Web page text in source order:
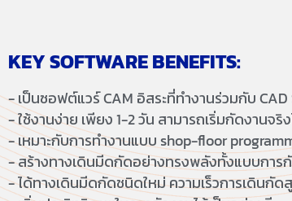
KEY SOFTWARE BENEFITS:
- เป็นซอฟต์แวร์ CAM อิสระที่ทำงานร่วมกับ
- ใช้งานง่าย เพียง 1-2 วัน สามารถเริ่มกัดงานจริ
- เหมาะกับการทำงานแบบ shop-floor
- สร้างทางเดินมีดกัดอย่างทรงพลังทั้งแบบกา
- ได้ทางเดินมีดกัดชนิดใหม่ ความเร็วการเดินกั